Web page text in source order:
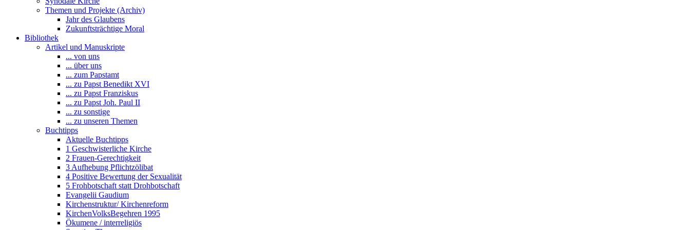
Themen und Projekte (Archiv)
Jahr des Glaubens
Zukunftsträchtige Moral
Bibliothek
Artikel und Manuskripte
... von uns
... über uns
... zum Papstamt
... zu Papst Benedikt XVI
... zu Papst Franziskus
... zu Papst Joh. Paul II
... zu sonstige
... zu unseren Themen
Buchtipps
Aktuelle Buchtipps
1 Geschwisterliche Kirche
2 Frauen-Gerechtigkeit
3 Aufhebung Pflichtzölibat
4 Positive Bewertung der Sexualität
5 Frohbotschaft statt Drohbotschaft
Evangelii Gaudium
Kirchenstruktur/ Kirchenreform
KirchenVolksBegehren 1995
Ökumene / interreligiös